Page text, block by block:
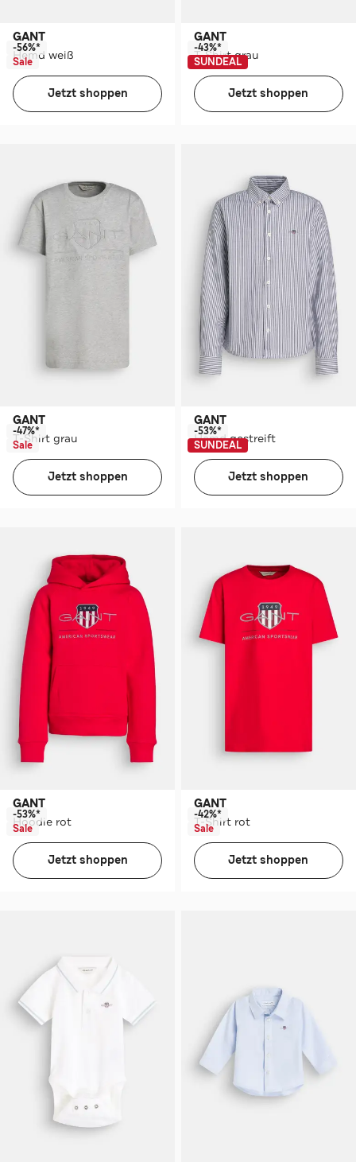
GANT
Hemd weiß
-56%*
Sale
Jetzt shoppen
GANT
T-Shirt grau
-43%*
SUNDEAL
Jetzt shoppen
GANT
T-Shirt grau
-47%*
Sale
Jetzt shoppen
GANT
Hemd gestreift
-53%*
SUNDEAL
Jetzt shoppen
GANT
Hoodie rot
-53%*
Sale
Jetzt shoppen
GANT
T-Shirt rot
-42%*
Sale
Jetzt shoppen